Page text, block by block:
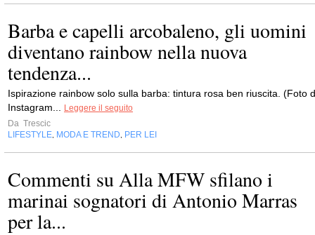
Barba e capelli arcobaleno, gli uomini
diventano rainbow nella nuova
tendenza...
Ispirazione rainbow solo sulla barba: tintura rosa ben riuscita. (Foto
Instagram...
Leggere il seguito
Da Trescic
LIFESTYLE MODA E TREND PER LEI
Commenti su Alla MFW sfilano i
marinai sognatori di Antonio Marras
per la...